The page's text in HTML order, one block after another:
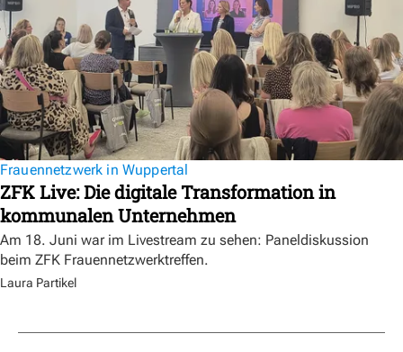
Frauennetzwerk in Wuppertal
ZFK Live: Die digitale Transformation in
kommunalen Unternehmen
Am 18. Juni war im Livestream zu sehen: Paneldiskussion
beim ZFK Frauennetzwerktreffen.
Laura Partikel